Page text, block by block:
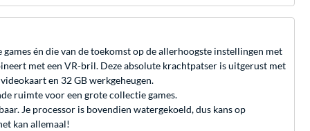
én die van de toekomst op de allerhoogste instellingen met
met een VR-bril. Deze absolute krachtpatser is uitgerust met
en 32 GB werkgeheugen.
ruimte voor een grote collectie games.
Je processor is bovendien watergekoeld, dus kans op
kan allemaal!